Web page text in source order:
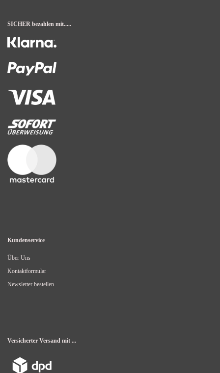
SICHER bezahlen mit.....
Kundenservice
Über Uns
Kontaktformular
Newsletter bestellen
Versicherter Versand mit ...